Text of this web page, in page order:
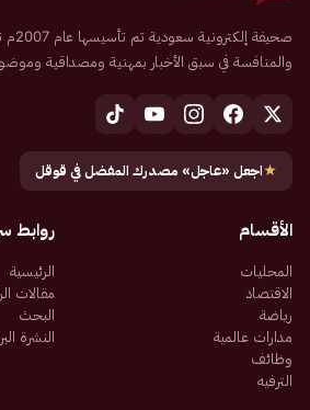
والمنافسة في سبق الأخبار بمهنية ومصداقية
★اجعل «عاجل» مصدرك المفضل في قوقل
الأقسام
المحليات
الاقتصاد
رياضة
مدارات عالمية
وظائف
الترفيه
روابط
الرئيسية
مقالات
البحث
النشرة